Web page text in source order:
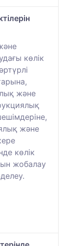
көлік
және
және
көлік
жобалау